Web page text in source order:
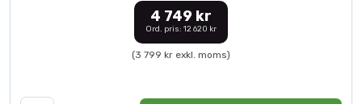
4 749 kr
Ord. pris: 12 620 kr
(3 799 kr exkl. moms)